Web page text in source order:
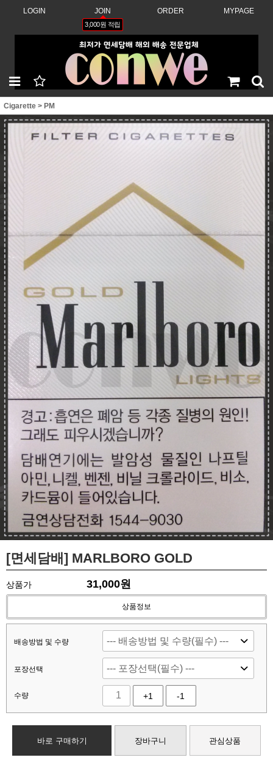
LOGIN JOIN
3,000원 적립
ORDER MYPAGE
Cigarette > PM
[면세담배] MARLBORO GOLD
상품가 31,000원
상품정보
배송방법 및 수량
포장선택
수량 +1 -1
바로 구매하기 장바구니 관심상품